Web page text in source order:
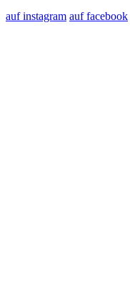
auf instagram auf facebook